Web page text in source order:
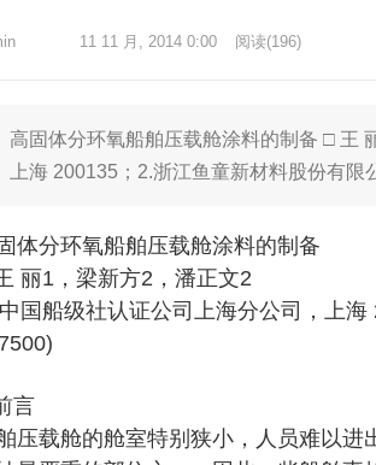
11 11 月, 2014 0:00 阅读(196)
高固体分环氧船舶压载舱涂料的制备 □ 王
上海 200135；2.浙江鱼童新材料股份有
体分环氧船舶压载舱涂料的制备
丽1，梁新方2，潘正文2
国船级社认证公司上海分公司，上
言
压载舱的舱室特别狭小，人员难以